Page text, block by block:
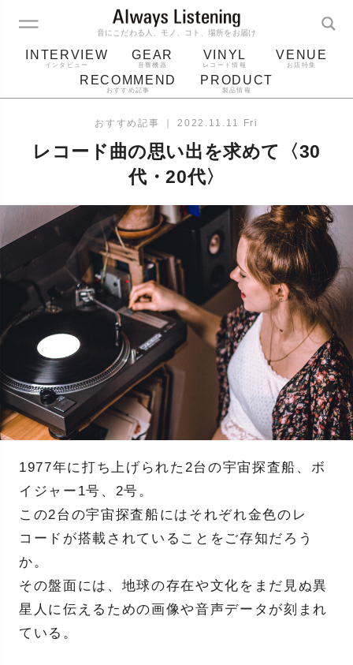
音にこだわる人、モノ、コト、場所をお届け
INTERVIEW
インタビュー
GEAR
音響機器
VINYL
レコード情報
VENUE
お店特集
RECOMMEND
おすすめ記事
PRODUCT
製品情報
ジャケット bluetooth
レコード針
おすすめ記事 ｜ 2022.11.11 Fri
レコード曲の思い出を求めて〈30
代・20代〉
1977年に打ち上げられた2台の宇宙探査船、ボ
イジャー1号、2号。
この2台の宇宙探査船にはそれぞれ金色のレ
コードが搭載されていることをご存知だろう
か。
その盤面には、地球の存在や文化をまだ見ぬ異
星人に伝えるための画像や音声データが刻まれ
ている。